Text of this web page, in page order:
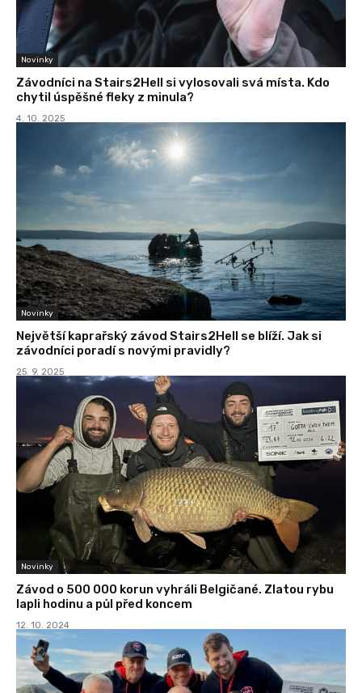
Novinky
Závodníci na Stairs2Hell si vylosovali svá místa. Kdo
chytil úspěšné fleky z minula?
4. 10. 2025
Novinky
Největší kaprařský závod Stairs2Hell se blíží. Jak si
závodníci poradí s novými pravidly?
25. 9. 2025
Novinky
Závod o 500 000 korun vyhráli Belgičané. Zlatou rybu
lapli hodinu a půl před koncem
12. 10. 2024